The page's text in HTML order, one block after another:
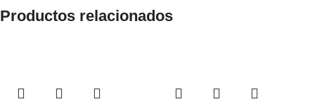
Productos relacionados